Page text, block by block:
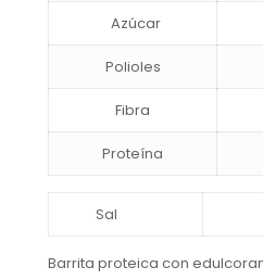
Azúcar
Polioles
Fibra
Proteína
Sal
Barrita proteica con